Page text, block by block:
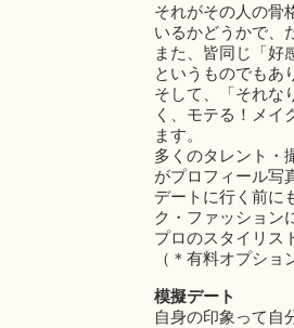
それがその人の骨
いるかどうかで、
また、皆同じ「好
というものでもあ
そして、「それな
く、モテる！メイ
ます。
多くのタレント・
がプロフィール写
デートに行く前に
ク・ファッション
プロのスタイリス
（＊有料オプショ
模擬デート
自身の印象って自